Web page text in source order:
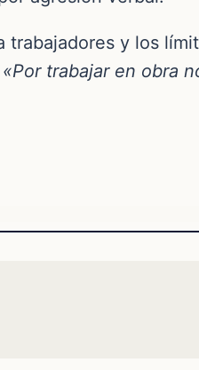
y los
«Por trabajar en obra